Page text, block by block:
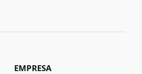
EMPRESA